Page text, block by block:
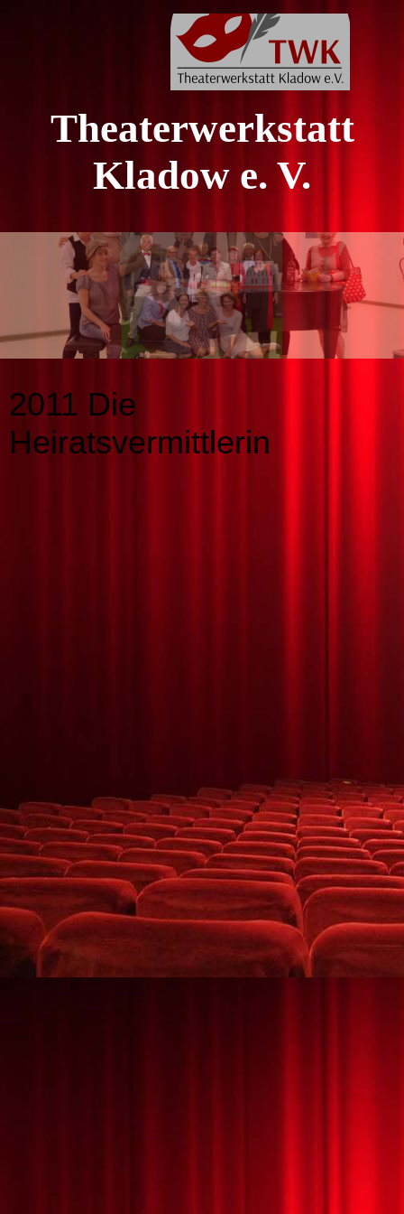
Theaterwerkstatt
Kladow e. V.
2011 Die
Heiratsvermittlerin
small_24669986